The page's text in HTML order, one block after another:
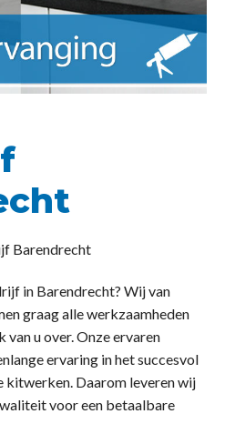
in Barendrecht? Wij van
graag alle werkzaamheden
u over. Onze ervaren
ervaring in het succesvol
kitwerken. Daarom leveren wij
voor een betaalbare